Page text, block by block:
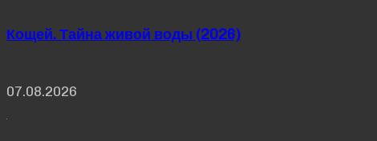
Кощей. Тайна живой воды (2026)
07.08.2026